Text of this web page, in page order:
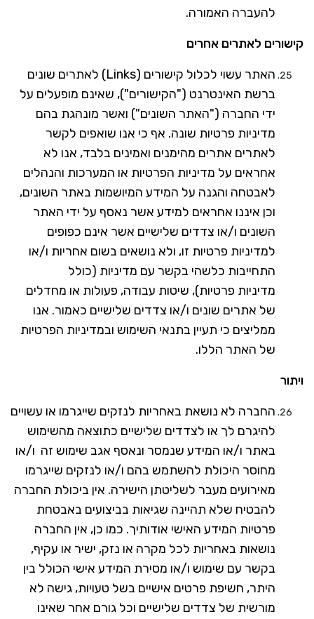
להעברה האמורה.
קישורים לאתרים אחרים
האתר עשוי לכלול קישורים (Links) לאתרים שונים
ברשת האינטרנט ("הקישורים"), שאינם מופעלים על
ידי החברה ("האתר השונים") ואשר מונהגת בהם
מדיניות פרטיות שונה. אף כי אנו שואפים לקשר
לאתרים אתרים מהימנים ואמינים בלבד, אנו לא
אחראים על מדיניות הפרטיות או המערכות והנהלים
לאבטחה והגנה על המידע המיושמות באתר השונים,
וכן איננו אחראים למידע אשר נאסף על ידי האתר
השונים ו/או צדדים שלישיים אשר אינם כפופים
למדיניות פרטיות זו, ולא נושאים בשום אחריות ו/או
התחייבות כלשהי בקשר עם מדיניות (כולל
מדיניות פרטיות), שיטות עבודה, פעולות או מחדלים
של אתרים שונים ו/או צדדים שלישיים כאמור. אנו
ממליצים כי תעיין בתנאי השימוש ובמדיניות הפרטיות
של האתר הללו.
ויתור
החברה לא נושאת באחריות לנזקים שייגרמו או עשויים
להיגרם לך או לצדדים שלישיים כתוצאה מהשימוש
באתר ו/או המידע שנמסר ונאסף אגב שימוש זה ו/או
מחוסר היכולת להשתמש בהם ו/או לנזקים שייגרמו
מאירועים מעבר לשליטתן הישירה. אין ביכולת החברה
להבטיח שלא תהיינה שגיאות בביצועים באבטחת
פרטיות המידע האישי אודותיך. כמו כן, אין החברה
נושאות באחריות לכל מקרה או נזק, ישיר או עקיף,
בקשר עם שימוש ו/או מסירת המידע אישי הכולל בין
היתר, חשיפת פרטים אישיים בשל טעויות, גישה לא
מורשית של צדדים שלישיים וכל גורם אחר שאינו